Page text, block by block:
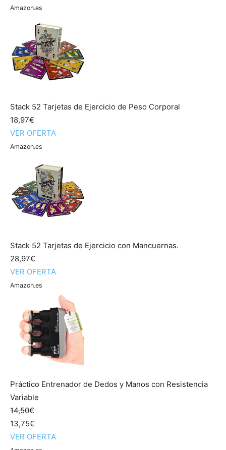
Amazon.es
Stack 52 Tarjetas de Ejercicio de Peso Corporal
18,97€
VER OFERTA
Amazon.es
Stack 52 Tarjetas de Ejercicio con Mancuernas.
28,97€
VER OFERTA
Amazon.es
Práctico Entrenador de Dedos y Manos con Resistencia
Variable
14,50€
13,75€
VER OFERTA